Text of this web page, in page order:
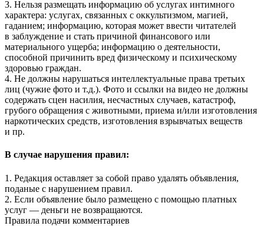
3. Нельзя размещать информацию об услугах интимного
характера: услугах, связанных с оккультизмом, магией,
гаданием; информацию, которая может ввести читателей
в заблуждение и стать причиной финансового или
материального ущерба; информацию о деятельности,
способной причинить вред физическому и психическому
здоровью граждан.
4. Не должны нарушаться интеллектуальные права третьих
лиц (чужие фото и т.д.). Фото и ссылки на видео не должны
содержать сцен насилия, несчастных случаев, катастроф,
грубого обращения с животными, приема и/или изготовления
наркотических средств, изготовления взрывчатых веществ
и пр.
В случае нарушения правил:
1. Редакция оставляет за собой право удалять объявления,
поданые с нарушением правил.
2. Если объявление было размещено с помощью платных
услуг — деньги не возвращаются.
Правила подачи комментариев